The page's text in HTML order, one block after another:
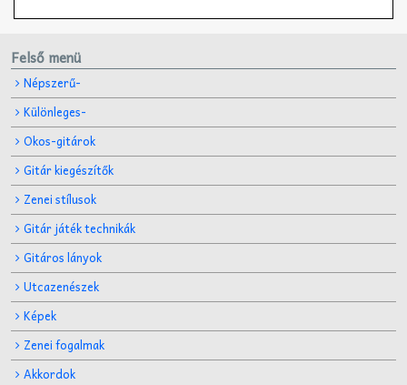
Felső menü
Népszerű-
Különleges-
Okos-gitárok
Gitár kiegészítők
Zenei stílusok
Gitár játék technikák
Gitáros lányok
Utcazenészek
Képek
Zenei fogalmak
Akkordok